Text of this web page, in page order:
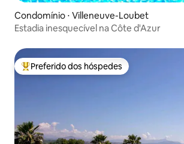
Condomínio ⋅ Villeneuve-Loubet
Estadia inesquecível na Côte d'Azur
Entre os melhores preferidos dos hóspedes
Preferido dos hóspedes